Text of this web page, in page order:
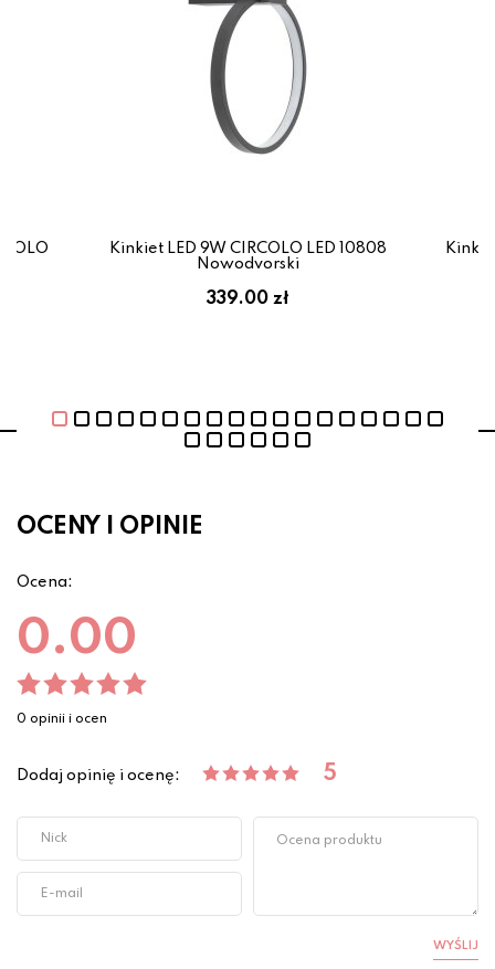
Kinkiet LED 9W CIRCOLO LED 10808
Nowodvorski
339.00 zł
OCENY I OPINIE
Ocena:
0.00
0 opinii i ocen
Dodaj opinię i ocenę: 5
WYŚLIJ